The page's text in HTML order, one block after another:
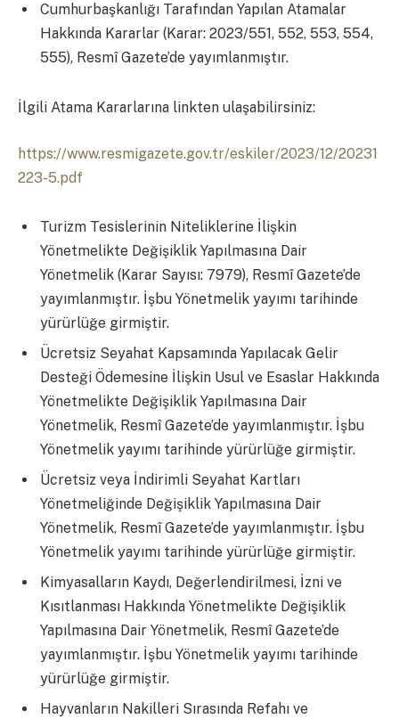
Cumhurbaşkanlığı Tarafından Yapılan Atamalar
Hakkında Kararlar (Karar: 2023/551, 552, 553, 554,
555), Resmî Gazete’de yayımlanmıştır.
İlgili Atama Kararlarına linkten ulaşabilirsiniz:
https://www.resmigazete.gov.tr/eskiler/2023/12/20231
223-5.pdf
Turizm Tesislerinin Niteliklerine İlişkin
Yönetmelikte Değişiklik Yapılmasına Dair
Yönetmelik (Karar Sayısı: 7979), Resmî Gazete’de
yayımlanmıştır. İşbu Yönetmelik yayımı tarihinde
yürürlüğe girmiştir.
Ücretsiz Seyahat Kapsamında Yapılacak Gelir
Desteği Ödemesine İlişkin Usul ve Esaslar Hakkında
Yönetmelikte Değişiklik Yapılmasına Dair
Yönetmelik, Resmî Gazete’de yayımlanmıştır. İşbu
Yönetmelik yayımı tarihinde yürürlüğe girmiştir.
Ücretsiz veya İndirimli Seyahat Kartları
Yönetmeliğinde Değişiklik Yapılmasına Dair
Yönetmelik, Resmî Gazete’de yayımlanmıştır. İşbu
Yönetmelik yayımı tarihinde yürürlüğe girmiştir.
Kimyasalların Kaydı, Değerlendirilmesi, İzni ve
Kısıtlanması Hakkında Yönetmelikte Değişiklik
Yapılmasına Dair Yönetmelik, Resmî Gazete’de
yayımlanmıştır. İşbu Yönetmelik yayımı tarihinde
yürürlüğe girmiştir.
Hayvanların Nakilleri Sırasında Refahı ve